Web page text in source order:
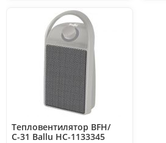
Тепловентилятор BFH/
С-31 Ballu НС-1133345